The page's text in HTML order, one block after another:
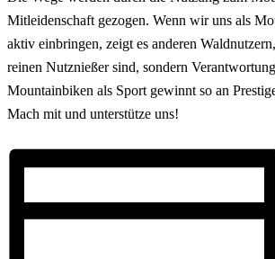
Mitleidenschaft gezogen. Wenn wir uns als
aktiv einbringen, zeigt es anderen
reinen Nutznießer sind, sondern
Mountainbiken als Sport gewinnt so an
Mach mit und unterstütze uns!